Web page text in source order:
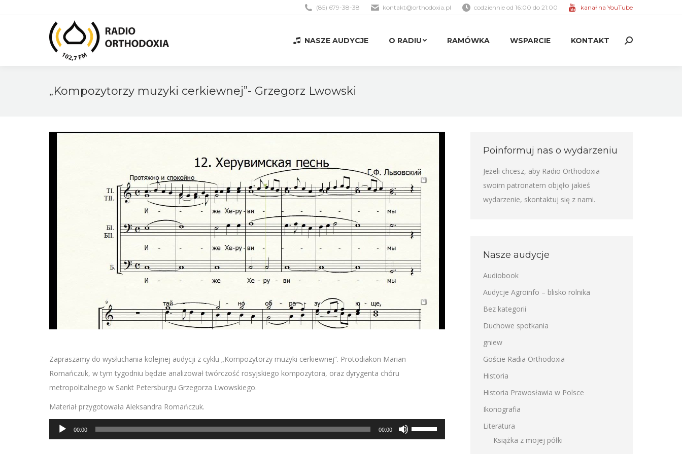
(85) 679-38-38 kontakt@orthodoxia.pl codziennie od 16:00 do 21:00 kanał na YouTube
NASZE AUDYCJE O RADIU RAMÓWKA WSPARCIE KONTAKT Search:
„Kompozytorzy muzyki cerkiewnej”- Grzegorz Lwowski
Zapraszamy do wysłuchania kolejnej audycji z cyklu „Kompozytorzy muzyki cerkiewnej”. Protodiakon Marian
Romańczuk, w tym tygodniu będzie analizował twórczość rosyjskiego kompozytora, oraz dyrygenta chóru
metropolitalnego w Sankt Petersburgu Grzegorza Lwowskiego.
Materiał przygotowała Aleksandra Romańczuk.
Odtwarzacz
plików
00:00 00:00
Używaj
strzałek
Poinformuj nas o wydarzeniu
Jeżeli chcesz, aby Radio Orthodoxia
swoim patronatem objęło jakieś
wydarzenie, skontaktuj się z nami.
Nasze audycje
Audiobook
Audycje Agroinfo – blisko rolnika
Bez kategorii
Duchowe spotkania
gniew
Goście Radia Orthodoxia
Historia
Historia Prawosławia w Polsce
Ikonografia
Literatura
Książka z mojej półki